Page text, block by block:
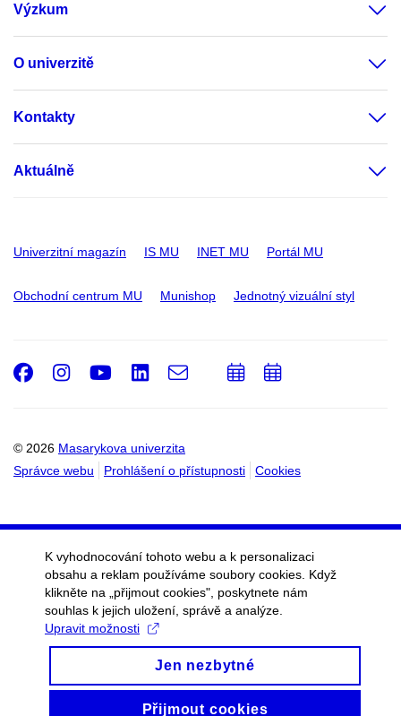
Výzkum
O univerzitě
Kontakty
Aktuálně
Univerzitní magazín IS MU INET MU Portál MU
Obchodní centrum MU Munishop Jednotný vizuální styl
© 2026 Masarykova univerzita
Správce webu
Prohlášení o přístupnosti Cookies
Facebook
Instagram
Youtube
LinkedIn
e-
PřidatPřidat
K vyhodnocování tohoto webu a k personalizaci
obsahu a reklam používáme soubory cookies. Když
klikněte na „přijmout cookies", poskytnete nám
souhlas k jejich uložení, správě a analýze.
Upravit možnosti
Jen nezbytné
Přijmout cookies